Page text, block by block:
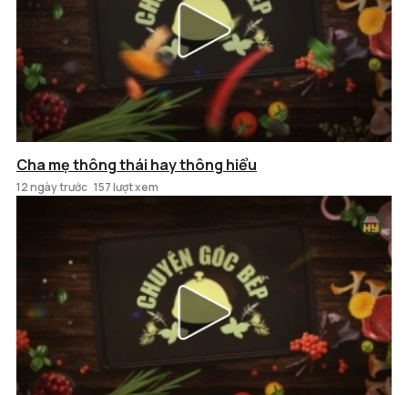
Cha mẹ thông thái hay thông hiểu
12 ngày trước 157 lượt xem